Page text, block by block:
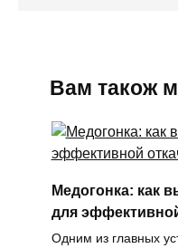
Вам також
Медогонка: как
для
Одним из главных